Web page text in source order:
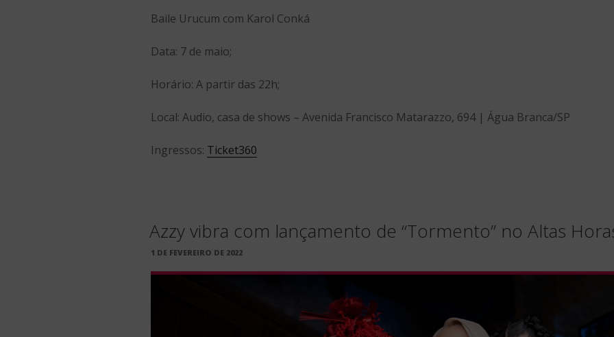
Baile Urucum com Karol Conká
Data: 7 de maio;
Horário: A partir das 22h;
Local: Audio, casa de shows – Avenida Francisco Matarazzo, 694 | Água Branca/SP
Ingressos: Ticket360
Azzy vibra com lançamento de “Tormento” no Altas
PUBLICADO
1 DE FEVEREIRO DE 2022